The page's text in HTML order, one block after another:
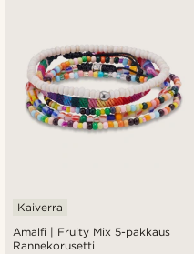
Amalfi | Fruity Mix 5-pakkaus
Rannekorusetti
Kaiverra